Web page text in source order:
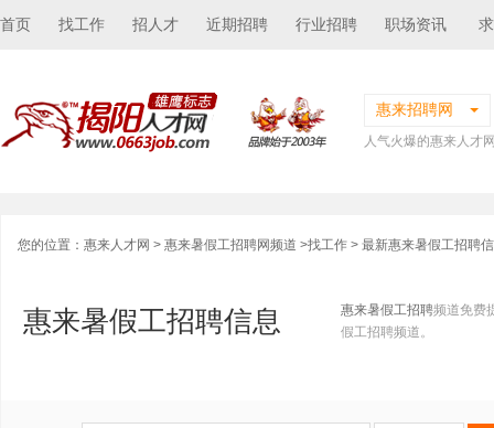
首页 找工作 招人才 近期招聘 行业招聘 职场资讯
惠来招聘网
人气火爆的惠来人才
您的位置： 惠来人才网 > 惠来暑假工招聘网频道 >找工作 > 最新惠来暑假工招聘
惠来暑假工招聘信息 惠来暑假工招聘频道免费
假工招聘频道。